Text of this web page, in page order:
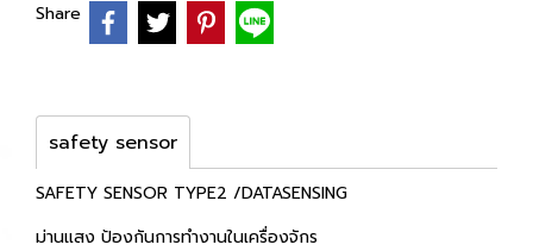
Share
safety sensor
SAFETY SENSOR TYPE2 /DATASENSING
ม่านแสง ป้องกันการทำงานในเครื่องจักร